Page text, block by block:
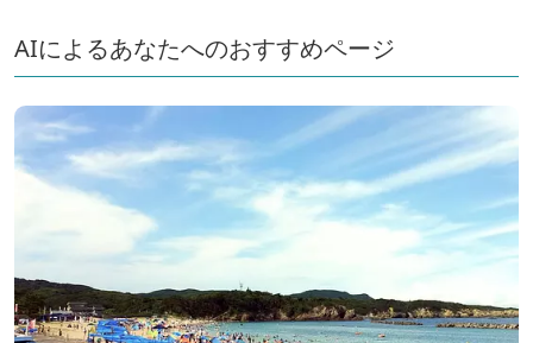
AIによるあなたへのおすすめページ